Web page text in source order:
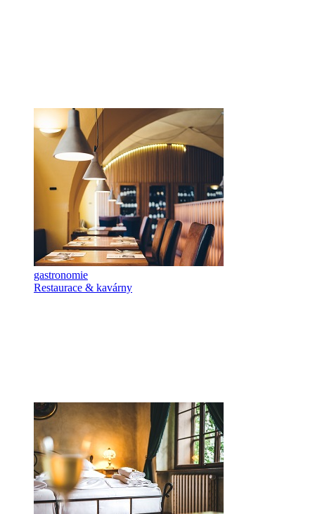
gastronomie
Restaurace & kavárny